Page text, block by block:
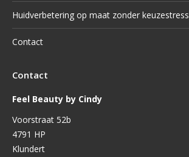
Huidverbetering op maat zonder keuzestress
Contact
Contact
Feel Beauty by Cindy
Voorstraat 52b
4791 HP
Klundert